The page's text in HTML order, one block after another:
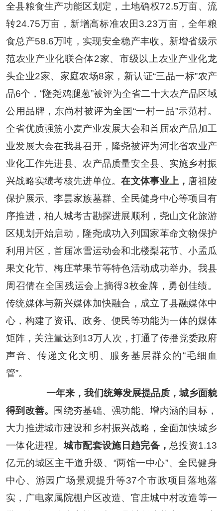
全县粮食生产功能区划定，土地确权72.5万亩、流
转24.75万亩，新增高标准农田3.23万亩，全年粮
食总产58.6万吨，实现安全稳产丰收。新增省级示
范农业产业化联合体2家、市级以上农业产业化龙
头企业2家、家庭农场8家，新认证“三品一标”农产
品6个，“隆尧鸡腿葱”被评为全省二十大农产品区域
公用品牌，东尚村被评为全国“一村一品”示范村。
全省优质强筋小麦产业发展大会和首届农产品加工
业发展大会在我县召开，隆尧被评为河北省农业产
业化工作先进县、农产品质量安全县、实施乡村振
兴战略实绩考核先进单位。在文体事业上， 唐祖陵
保护展示、李昙家族墓群、全民健身中心等项目有
序推进，柏人城考古勘探进展顺利，尧山文化旅游
区规划开始启动，隆尧成功入列国家革命文物保护
利用片区，首届冰雪运动会和北楼梨花节、小孟瓜
果文化节、梅庄苹果节等特色活动成功举办。我县
周召倩在全国残运会上摘得3枚金牌，勇创佳绩。
传统媒体与新兴媒体加快融合，成立了县融媒体中
心，构建了资讯、政务、便民等功能为一体的媒体
矩阵，关注量达到 13万人次，打通了传播党委政府
声音、传递文化文明、服务基层群众的“毛细血
管”。
一年来，我们统筹发展提品质，城乡面貌
得到改善。
围绕夯基础、强功能、增内涵的目标，
大力推进城市建设和乡村振兴战略，全面加快城乡
一体化进程。城市配套设施日趋完备， 总投资1.13
亿元的城区主干道升级、 “两馆一中心”、全民健身
中心、游园广场景观提升等37个市政项目落地落
实，广电家属院棚户区改造、官庄城中村改造等一